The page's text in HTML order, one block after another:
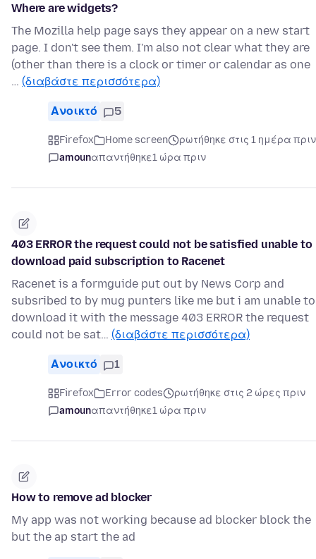
Where are widgets?
The Mozilla help page says they appear on a new start
page. I don't see them. I'm also not clear what they are
(other than there is a clock or timer or calendar as one
… (διαβάστε περισσότερα)
Ανοικτό 5
Firefox Home screen
ρωτήθηκε στις 1 ημέρα πριν
amounαπαντήθηκε1 ώρα πριν
403 ERROR the request could not be satisfied unable to
download paid subscription to Racenet
Racenet is a formguide put out by News Corp and
subsribed to by mug punters like me but i am unable to
download it with the message 403 ERROR the request
could not be sat… (διαβάστε περισσότερα)
Ανοικτό 1
Firefox Error codes
ρωτήθηκε στις 2 ώρες πριν
amounαπαντήθηκε1 ώρα πριν
How to remove ad blocker
My app was not working because ad blocker block the
but the ap start the ad